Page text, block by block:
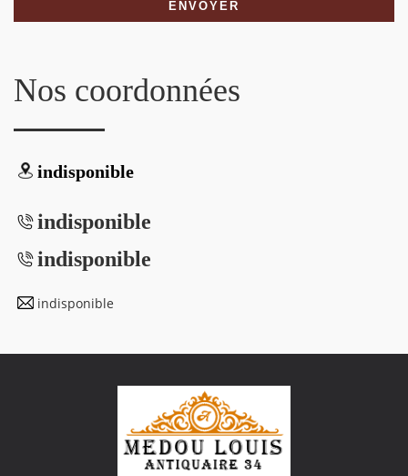
Nos coordonnées
indisponible
indisponible
indisponible
indisponible